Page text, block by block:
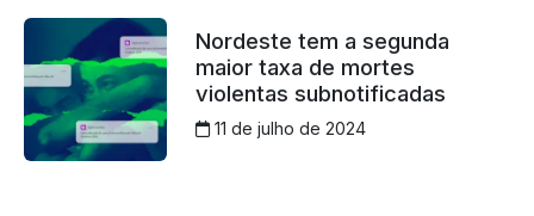
Nordeste tem a segunda
maior taxa de mortes
violentas subnotificadas
11 de julho de 2024